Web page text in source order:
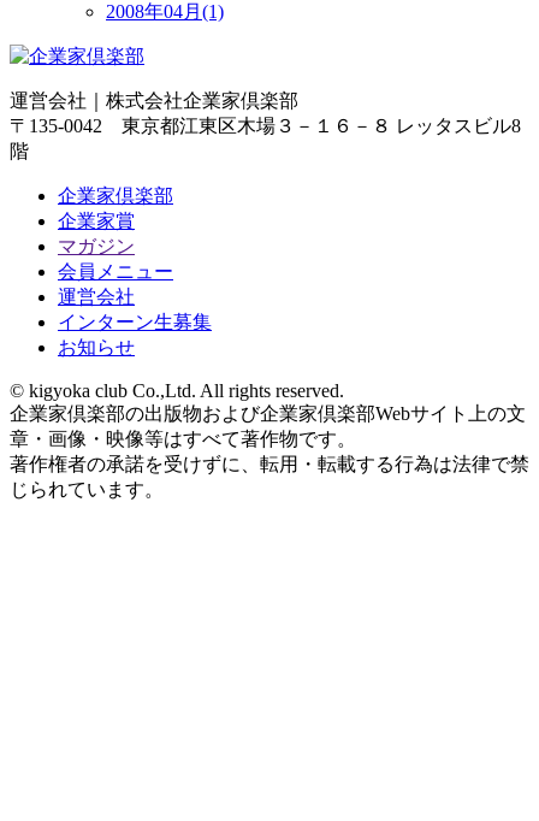
2008年04月(1)
運営会社｜ 株式会社企業家倶楽部
〒135-0042 東京都江東区木場３－１６－８ レッタスビル8
階
企業家倶楽部
企業家賞
マガジン
会員メニュー
運営会社
インターン生募集
お知らせ
© kigyoka club Co.,Ltd. All rights reserved.
企業家倶楽部の出版物および企業家倶楽部Webサイト上の文
章・画像・映像等はすべて著作物です。
著作権者の承諾を受けずに、転用・転載する行為は法律で禁
じられています。